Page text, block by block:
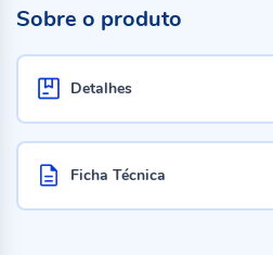
Sobre o produto
Detalhes
Ficha Técnica